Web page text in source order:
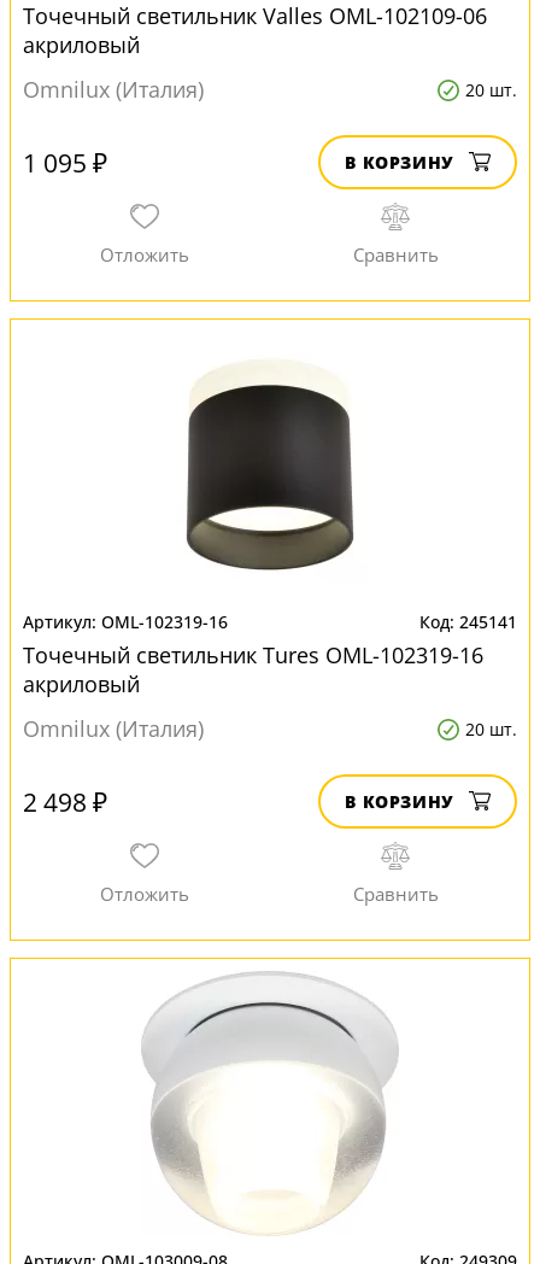
Точечный светильник Valles OML-102109-06
акриловый
Omnilux (Италия)
20 шт.
1 095 ₽ В КОРЗИНУ
OML-102319-16 245141
Точечный светильник Tures OML-102319-16
акриловый
Omnilux (Италия)
20 шт.
2 498 ₽ В КОРЗИНУ